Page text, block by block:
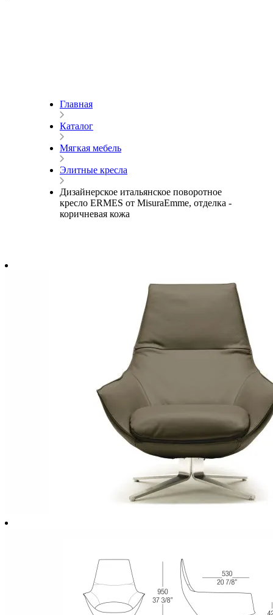
Главная
Каталог
Мягкая мебель
Элитные кресла
Дизайнерское итальянское поворотное
кресло ERMES от MisuraEmme, отделка -
коричневая кожа